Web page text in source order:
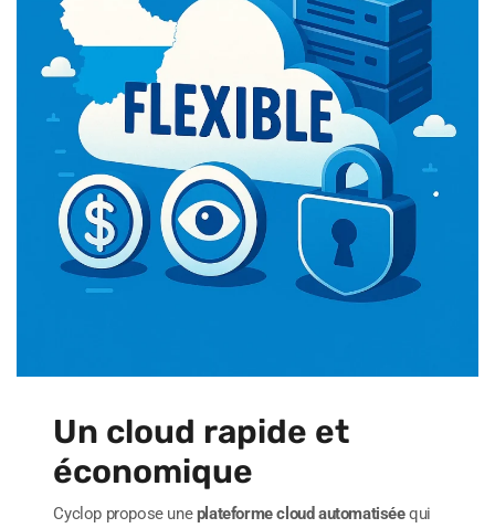
Un cloud rapide et
économique
Cyclop propose uneplateforme cloud automatiséequi